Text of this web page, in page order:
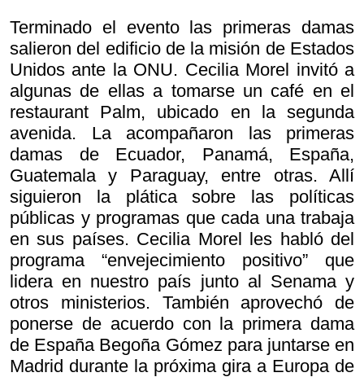
Terminado el evento las primeras damas
salieron del edificio de la misión de Estados
Unidos ante la ONU. Cecilia Morel invitó a
algunas de ellas a tomarse un café en el
restaurant Palm, ubicado en la segunda
avenida. La acompañaron las primeras
damas de Ecuador, Panamá, España,
Guatemala y Paraguay, entre otras. Allí
siguieron la plática sobre las políticas
públicas y programas que cada una trabaja
en sus países. Cecilia Morel les habló del
programa “envejecimiento positivo” que
lidera en nuestro país junto al Senama y
otros ministerios. También aprovechó de
ponerse de acuerdo con la primera dama
de España Begoña Gómez para juntarse en
Madrid durante la próxima gira a Europa de